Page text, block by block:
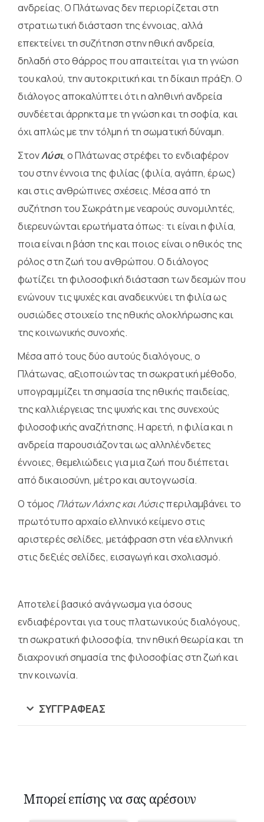
ανδρείας. Ο Πλάτωνας δεν περιορίζεται στη
στρατιωτική διάσταση της έννοιας, αλλά
επεκτείνει τη συζήτηση στην ηθική ανδρεία,
δηλαδή στο θάρρος που απαιτείται για τη γνώση
του καλού, την αυτοκριτική και τη δίκαιη πράξη. Ο
διάλογος αποκαλύπτει ότι η αληθινή ανδρεία
συνδέεται άρρηκτα με τη γνώση και τη σοφία, και
όχι απλώς με την τόλμη ή τη σωματική δύναμη.
ΣτονΛύσι, ο Πλάτωνας στρέφει το ενδιαφέρον
του στην έννοια της φιλίας (φιλία, αγάπη, έρως)
και στις ανθρώπινες σχέσεις. Μέσα από τη
συζήτηση του Σωκράτη με νεαρούς συνομιλητές,
διερευνώνται ερωτήματα όπως: τι είναι η φιλία,
ποια είναι η βάση της και ποιος είναι ο ηθικός της
ρόλος στη ζωή του ανθρώπου. Ο διάλογος
φωτίζει τη φιλοσοφική διάσταση των δεσμών που
ενώνουν τις ψυχές και αναδεικνύει τη φιλία ως
ουσιώδες στοιχείο της ηθικής ολοκλήρωσης και
της κοινωνικής συνοχής.
Μέσα από τους δύο αυτούς διαλόγους, ο
Πλάτωνας, αξιοποιώντας τη σωκρατική μέθοδο,
υπογραμμίζει τη σημασία της ηθικής παιδείας,
της καλλιέργειας της ψυχής και της συνεχούς
φιλοσοφικής αναζήτησης. Η αρετή, η φιλία και η
ανδρεία παρουσιάζονται ως αλληλένδετες
έννοιες, θεμελιώδεις για μια ζωή που διέπεται
από δικαιοσύνη, μέτρο και αυτογνωσία.
Ο τόμος Πλάτων Λάχης και Λύσιςπεριλαμβάνει το
πρωτότυπο αρχαίο ελληνικό κείμενο στις
αριστερές σελίδες, μετάφραση στη νέα ελληνική
στις δεξιές σελίδες, εισαγωγή και σχολιασμό.
Αποτελεί βασικό ανάγνωσμα για όσους
ενδιαφέρονται για τους πλατωνικούς διαλόγους,
τη σωκρατική φιλοσοφία, την ηθική θεωρία και τη
διαχρονική σημασία της φιλοσοφίας στη ζωή και
την κοινωνία.
ΣΥΓΓΡΑΦΈΑΣ
Μπορεί επίσης να σας αρέσουν